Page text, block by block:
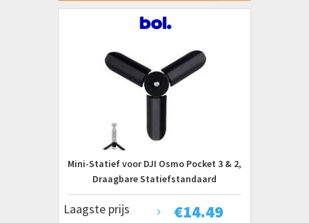
Mini-Statief voor DJI Osmo Pocket 3 & 2,
Draagbare Statiefstandaard
Tafelmontage Lichtgewicht Selfiestick
Comfortabele Grip Praktische
€14.49
Laagste prijs